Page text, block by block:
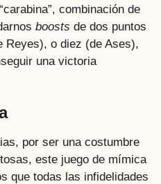
combinación de
boosts de dos puntos
Reyes), o diez (de Ases),
una victoria
por ser una costumbre
este juego de mímica
que todas las infidelidades